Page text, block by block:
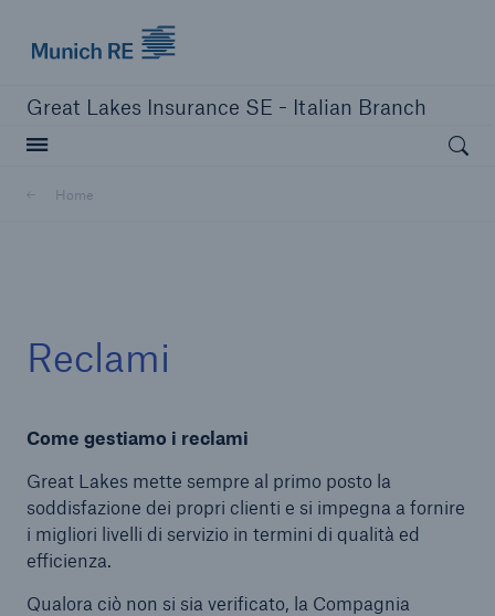
Great Lakes Insurance SE - Italian Branch
Home
Reclami
Come gestiamo i reclami
Great Lakes mette sempre al primo posto la
soddisfazione dei propri clienti e si impegna a fornire
i migliori livelli di servizio in termini di qualità ed
efficienza.
Qualora ciò non si sia verificato, la Compagnia
Open
Ratings
Soluzioni Assicurative
Prodotti
Contatti